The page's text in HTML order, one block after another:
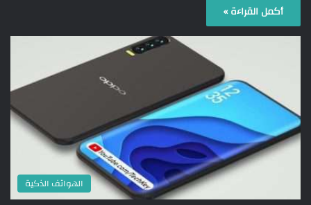
أكمل القراءة »
الهواتف الذكية